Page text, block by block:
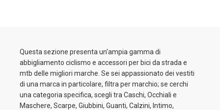
Questa sezione presenta un'ampia gamma di
abbigliamento ciclismo e accessori per bici da strada e
mtb delle migliori marche. Se sei appassionato dei vestiti
di una marca in particolare, filtra per marchio; se cerchi
una categoria specifica, scegli tra Caschi, Occhiali e
Maschere, Scarpe, Giubbini, Guanti, Calzini, Intimo,